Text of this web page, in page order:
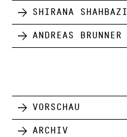
Shirana Shahbazi
Andreas Brunner
Vorschau
Archiv